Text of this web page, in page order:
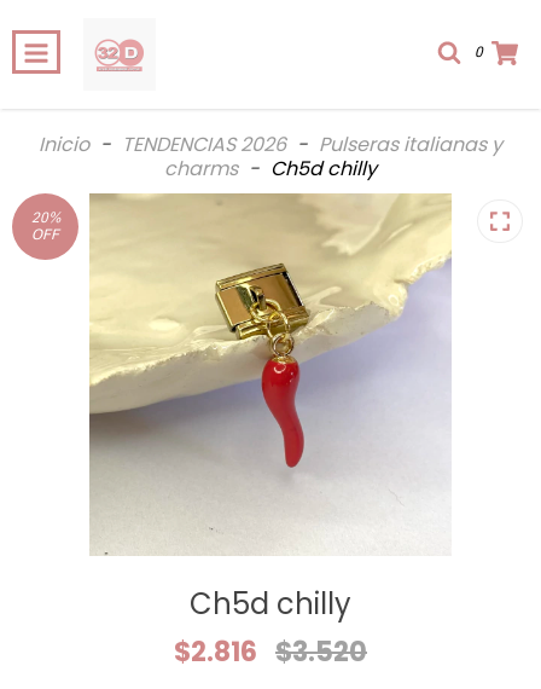
0
Inicio - TENDENCIAS 2026 - Pulseras italianas y
charms - Ch5d chilly
20%
OFF
Ch5d chilly
$2.816 $3.520